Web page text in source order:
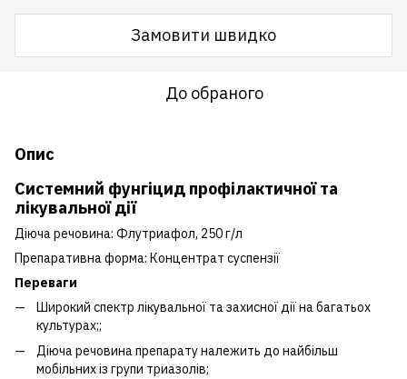
Замовити швидко
До обраного
Опис
Системний фунгіцид профілактичної та
лікувальної дії
Діюча речовина: Флутриафол, 250 г/л
Препаративна форма: Концентрат суспензії
Переваги
Широкий спектр лікувальної та захисної дії на багатьох
культурах;;
Діюча речовина препарату належить до найбільш
мобільних із групи триазолів;